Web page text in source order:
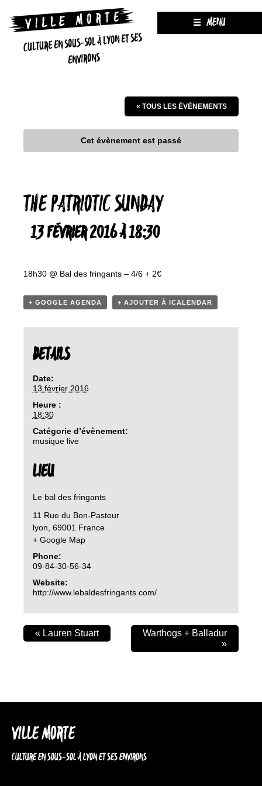
CULTURE EN SOUS-SOL À LYON ET SES
ENVIRONS
MENU
« TOUS LES ÉVÈNEMENTS
Cet évènement est passé
THE PATRIOTIC SUNDAY
13 FÉVRIER 2016 À 18:30
18h30 @ Bal des fringants – 4/6 + 2€
+ GOOGLE AGENDA + AJOUTER À ICALENDAR
DETAILS
Date:
13 février 2016
Heure :
18:30
Catégorie d’évènement:
musique live
LIEU
Le bal des fringants
11 Rue du Bon-Pasteur
lyon 69001 France
+ Google Map
Phone:
09-84-30-56-34
Website:
http://www.lebaldesfringants.com/
« Lauren Stuart
Warthogs + Balladur
»
VILLE MORTE
CULTURE EN SOUS-SOL À LYON ET SES ENVIRONS